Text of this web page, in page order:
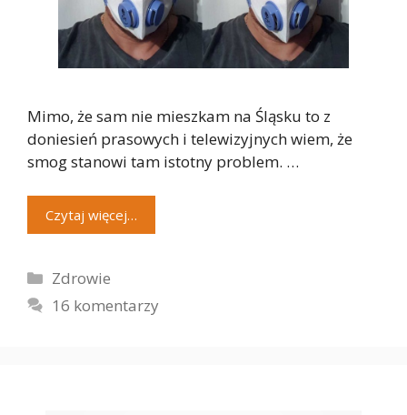
Mimo, że sam nie mieszkam na Śląsku to z
doniesień prasowych i telewizyjnych wiem, że
smog stanowi tam istotny problem. …
Czytaj więcej…
Kategorie
Zdrowie
16 komentarzy